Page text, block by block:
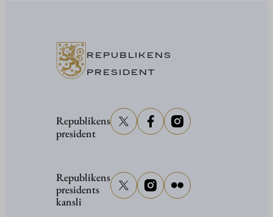
REPUBLIKENS
PRESIDENT
Republikens
president
Republikens
presidents
kansli